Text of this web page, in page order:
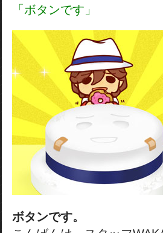
「ボタンです」
ボタンです。